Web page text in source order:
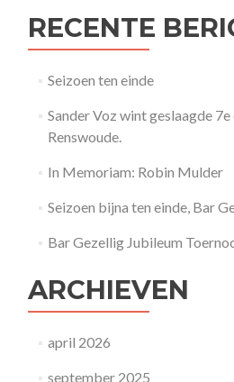
RECENTE
Seizoen ten einde
Sander Voz wint geslaagde
Renswoude.
In Memoriam: Robin Mulder
Seizoen bijna ten einde, Bar
Bar Gezellig Jubileum
ARCHIEVEN
april 2026
september 2025